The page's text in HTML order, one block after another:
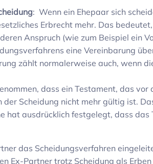
: Wenn ein Ehepaar sich
Erbrecht mehr. Das
Anspruch (wie zum Beispiel ein
eine Verein­ba­rung
zählt norma­ler­weise auch, wenn
dass ein Testa­ment, das vor
Schei­dung nicht mehr gültig ist.
hat ausdrück­lich fest­ge­legt, dass
das Schei­dungs­ver­fahren
Ex-Partner trotz Schei­dung als